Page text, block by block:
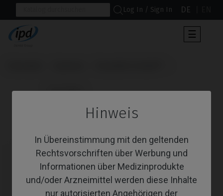
Hinweis
In Übereinstimmung mit den geltenden
Rechtsvorschriften über Werbung und
Informationen über Medizinprodukte
und/oder Arzneimittel werden diese Inhalte
nur autorisierten Angehörigen der
Log In / Sign In DE
der
☰
                      CoCr Base